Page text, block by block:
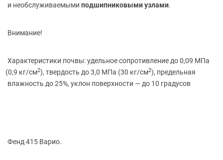
и необслуживаемыми подшипниковыми узлами.
Внимание!
Характеристики почвы: удельное сопротивление до 0,09 МПа
(0,9 кг/см2), твердость до 3,0 МПа (30 кг/см2), предельная
влажность до 25%, уклон поверхности — до 10 градусов
Фенд 415 Варио.